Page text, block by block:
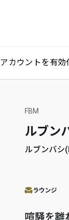
アカウントを有効
FBM
ルブン
ルブンバシ
ラウンジ
喧騒を離